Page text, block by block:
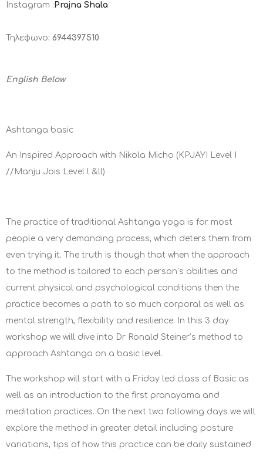
Instagram :Prajna Shala
Τηλεφωνο: 6944397510
English Below
Ashtanga basic
An Inspired Approach with Nikola Micho (KPJAYI Level I
//Manju Jois Level l &ll)
The practice of traditional Ashtanga yoga is for most
people a very demanding process, which deters them from
even trying it. The truth is though that when the approach
to the method is tailored to each person’s abilities and
current physical and psychological conditions then the
practice becomes a path to so much corporal as well as
mental strength, flexibility and resilience. In this 3 day
workshop we will dive into Dr Ronald Steiner’s method to
approach Ashtanga on a basic level.
The workshop will start with a Friday led class of Basic as
well as an introduction to the first pranayama and
meditation practices. On the next two following days we will
explore the method in greater detail including posture
variations, tips of how this practice can be daily sustained